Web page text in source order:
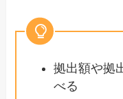
拠出額や拠
べる